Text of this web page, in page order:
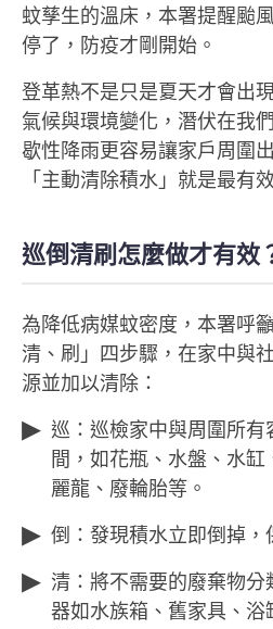
蚊孳生的溫床，本署提醒颱
停了，防疫才剛開始。
登革熱不是只是夏天才會出
氣候與環境變化，潛伏在我
歇性降雨更容易讓家戶周圍
「主動清除積水」就是最有
巡倒清刷怎麼做才有效
為降低病媒蚊密度，本署呼
清、刷」四步驟，在家中與
源並加以清除：
巡：巡檢家中與周圍所有
間，如花瓶、水盤、水
麗龍、廢輪胎等。
倒：發現積水立即倒掉，
清：將不需要的廢棄物分
器如水族箱、舊家具、浴